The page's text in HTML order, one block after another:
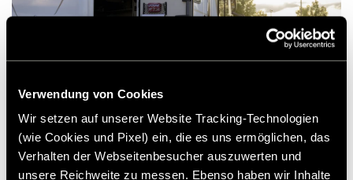
Verwendung von Cookies
Wir setzen auf unserer Website Tracking-Technologien
(wie Cookies und Pixel) ein, die es uns ermöglichen, das
Verhalten der Webseitenbesucher auszuwerten und
unsere Reichweite zu messen. Ebenso haben wir Inhalte
E-bike oplader